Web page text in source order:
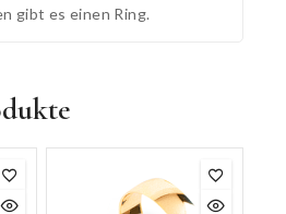
gibt es einen Ring.